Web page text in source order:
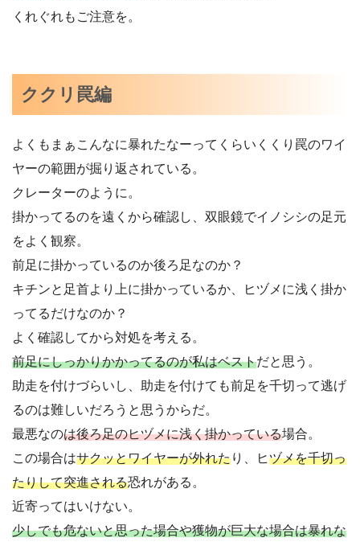
くれぐれもご注意を。
ククリ罠編
よくもまぁこんなに暴れたなーってくらいくくり罠のワイ
ヤーの範囲が掘り返されている。
クレーターのように。
掛かってるのを遠くから確認し、双眼鏡でイノシシの足元
をよく観察。
前足に掛かっているのか後ろ足なのか？
キチンと足首より上に掛かっているか、ヒヅメに浅く掛か
ってるだけなのか？
よく確認してから対処を考える。
前足にしっかりかかってるのが私はベストだと思う。
助走を付けづらいし、助走を付けても前足を千切って逃げ
るのは難しいだろうと思うからだ。
最悪なのは後ろ足のヒヅメに浅く掛かっている場合。
この場合はサクッとワイヤーが外れたり、ヒヅメを千切っ
たりして突進される恐れがある。
近寄ってはいけない。
少しでも危ないと思った場合や獲物が巨大な場合は暴れな